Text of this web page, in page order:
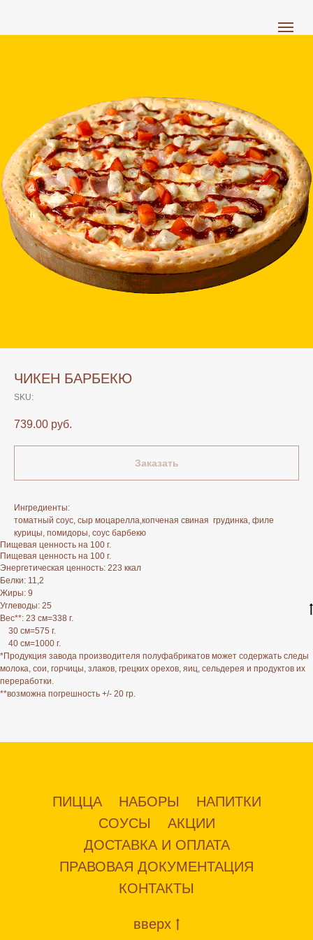
ЧИКЕН БАРБЕКЮ
SKU:
739.00 руб.
Заказать
Ингредиенты:
томатный соус, сыр моцарелла,копченая свиная грудинка, филе
курицы, помидоры, соус барбекю
Пищевая ценность на 100 г.
Пищевая ценность на 100 г.
Энергетическая ценность: 223 ккал
Белки: 11,2
Жиры: 9
Углеводы: 25
Вес**: 23 см=338 г.
30 см=575 г.
40 см=1000 г.
*Продукция завода производителя полуфабрикатов может содержать следы
молока, сои, горчицы, злаков, грецких орехов, яиц, сельдерея и продуктов их
переработки.
**возможна погрешность +/- 20 гр.
ПИЦЦА НАБОРЫ
НАПИТКИ
СОУСЫ
АКЦИИ
ДОСТАВКА И ОПЛАТА
ПРАВОВАЯ ДОКУМЕНТАЦИЯ
КОНТАКТЫ
вверх